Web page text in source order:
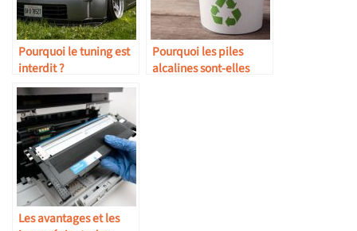
Pourquoi le tuning est
interdit ?
Pourquoi les piles
alcalines sont-elles
Les avantages et les